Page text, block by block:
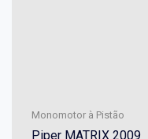
Monomotor à Pistão
Piper MATRIX 2009